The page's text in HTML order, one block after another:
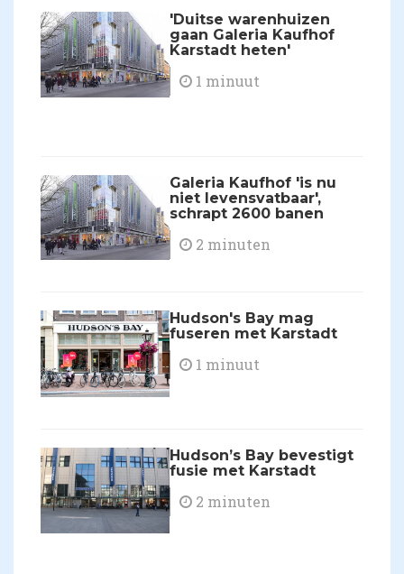
'Duitse warenhuizen
gaan Galeria Kaufhof
Karstadt heten'
1 minuut
Galeria Kaufhof 'is nu
niet levensvatbaar',
schrapt 2600 banen
2 minuten
Hudson's Bay mag
fuseren met Karstadt
1 minuut
Hudson’s Bay bevestigt
fusie met Karstadt
2 minuten